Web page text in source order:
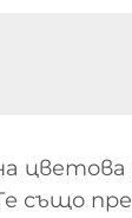
цветова
също